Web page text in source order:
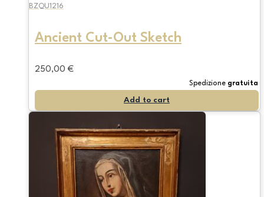
BZQU1216
Ancient Cut-Out Sketch
250,00 €
Spedizione gratuita
Add to cart